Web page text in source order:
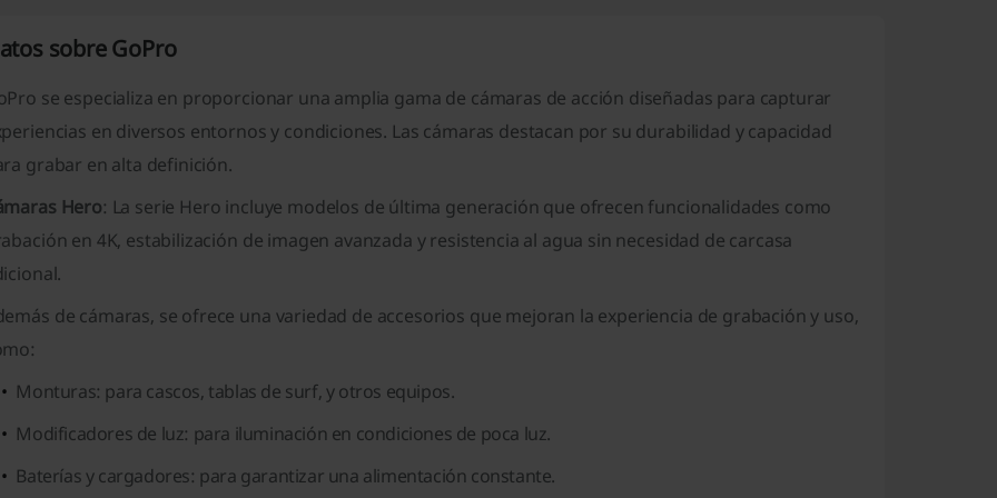
sobre GoPro
se especializa en proporcionar una amplia gama de cámaras de acción diseñadas para capturar
en diversos entornos y condiciones. Las cámaras destacan por su durabilidad y capacidad
grabar en alta definición.
Hero: La serie Hero incluye modelos de última generación que ofrecen funcionalidades como
en 4K, estabilización de imagen avanzada y resistencia al agua sin necesidad de carcasa
de cámaras, se ofrece una variedad de accesorios que mejoran la experiencia de grabación y uso,
Monturas: para cascos, tablas de surf, y otros equipos.
Modificadores de luz: para iluminación en condiciones de poca luz.
Baterías y cargadores: para garantizar una alimentación constante.